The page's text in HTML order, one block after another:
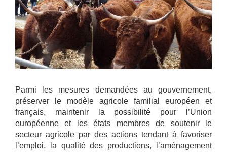
Parmi les mesures demandées au gouvernement,
préserver le modèle agricole familial européen et
français, maintenir la possibilité pour l’Union
européenne et les états membres de soutenir le
secteur agricole par des actions tendant à favoriser
l’emploi, la qualité des productions, l’aménagement